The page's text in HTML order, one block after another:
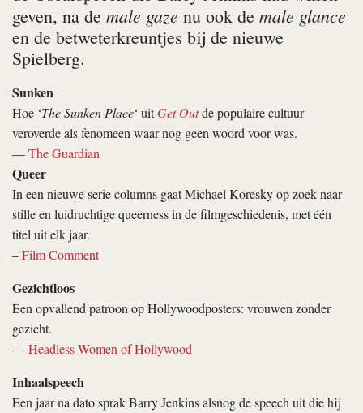
geven, na de male gaze nu ook de male glance
en de betweterkreuntjes bij de nieuwe
Spielberg.
Sunken
Hoe ‘The Sunken Place‘ uitGet Outde populaire cultuur
veroverde als fenomeen waar nog geen woord voor was.
—The Guardian
Queer
In een nieuwe serie columns gaat Michael Koresky op zoek naar
stille en luidruchtige queerness in de filmgeschiedenis, met één
titel uit elk jaar.
–Film Comment
Gezichtloos
Een opvallend patroon op Hollywoodposters: vrouwen zonder
gezicht.
—Headless Women of Hollywood
Inhaalspeech
Een jaar na dato sprak Barry Jenkins alsnog de speech uit die hij